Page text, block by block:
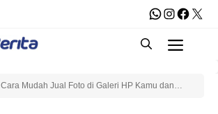
WhatsApp
X
Cara Mudah Jual Foto di Galeri HP Kamu dan